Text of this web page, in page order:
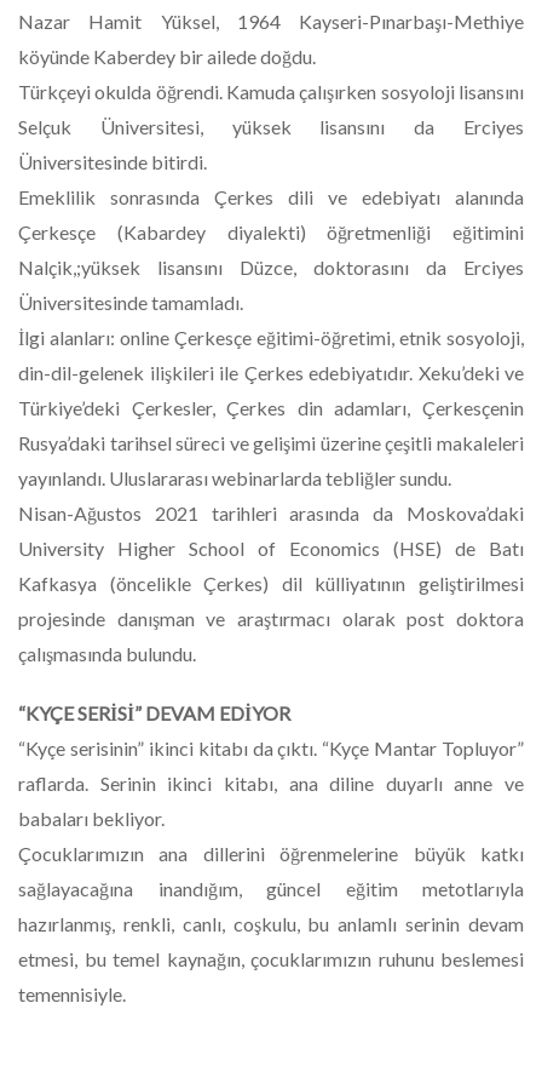
Nazar Hamit Yüksel, 1964 Kayseri-Pınarbaşı-Methiye
köyünde Kaberdey bir ailede doğdu.
Türkçeyi okulda öğrendi. Kamuda çalışırken sosyoloji lisansını
Selçuk Üniversitesi, yüksek lisansını da Erciyes
Üniversitesinde bitirdi.
Emeklilik sonrasında Çerkes dili ve edebiyatı alanında
Çerkesçe (Kabardey diyalekti) öğretmenliği eğitimini
Nalçik,;yüksek lisansını Düzce, doktorasını da Erciyes
Üniversitesinde tamamladı.
İlgi alanları: online Çerkesçe eğitimi-öğretimi, etnik sosyoloji,
din-dil-gelenek ilişkileri ile Çerkes edebiyatıdır. Xeku’deki ve
Türkiye’deki Çerkesler, Çerkes din adamları, Çerkesçenin
Rusya’daki tarihsel süreci ve gelişimi üzerine çeşitli makaleleri
yayınlandı. Uluslararası webinarlarda tebliğler sundu.
Nisan-Ağustos 2021 tarihleri arasında da Moskova’daki
University Higher School of Economics (HSE) de Batı
Kafkasya (öncelikle Çerkes) dil külliyatının geliştirilmesi
projesinde danışman ve araştırmacı olarak post doktora
çalışmasında bulundu.
“KYÇE SERİSİ” DEVAM EDİYOR
“Kyçe serisinin” ikinci kitabı da çıktı. “Kyçe Mantar Topluyor”
raflarda. Serinin ikinci kitabı, ana diline duyarlı anne ve
babaları bekliyor.
Çocuklarımızın ana dillerini öğrenmelerine büyük katkı
sağlayacağına inandığım, güncel eğitim metotlarıyla
hazırlanmış, renkli, canlı, coşkulu, bu anlamlı serinin devam
etmesi, bu temel kaynağın, çocuklarımızın ruhunu beslemesi
temennisiyle.